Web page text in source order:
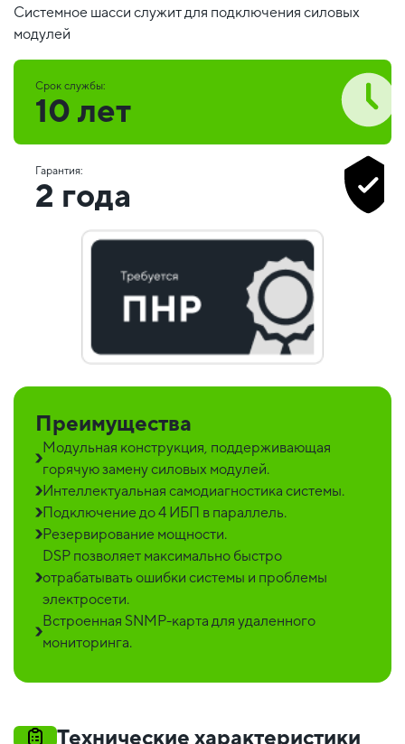
Системное шасси служит для подключения силовых
модулей
Срок службы:
10 лет
Гарантия:
2 года
Преимущества
Модульная конструкция, поддерживающая
горячую замену силовых модулей.
Интеллектуальная самодиагностика системы.
Подключение до 4 ИБП в параллель.
Резервирование мощности.
DSP позволяет максимально быстро
отрабатывать ошибки системы и проблемы
электросети.
Встроенная SNMP-карта для удаленного
мониторинга.
Технические характеристики